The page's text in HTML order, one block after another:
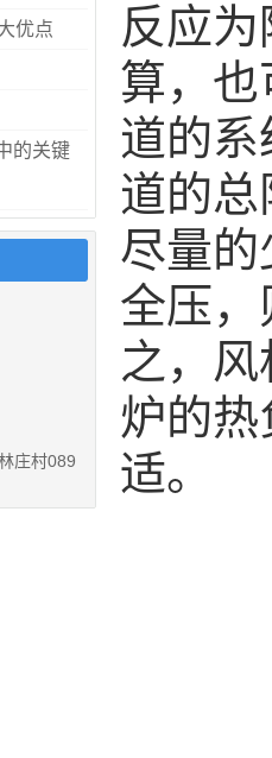
反应
算，
道的
道的
尽量的
全压
之，
炉的
适。
优点
的关键
庄村089